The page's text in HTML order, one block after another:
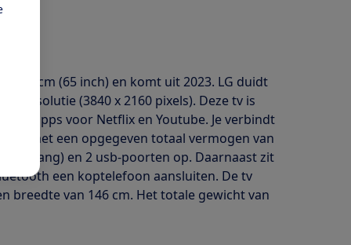
165 cm (65 inch) en komt uit 2023. LG duidt
(3840 x 2160 pixels). Deze tv is
apps voor Netflix en Youtube. Je verbindt
met een opgegeven totaal vermogen van
ingang) en 2 usb-poorten op. Daarnaast zit
een koptelefoon aansluiten. De tv
breedte van 146 cm. Het totale gewicht van